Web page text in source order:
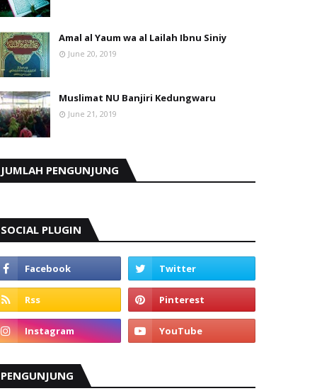
Amal al Yaum wa al Lailah Ibnu Siniy
June 20, 2019
Muslimat NU Banjiri Kedungwaru
June 21, 2019
JUMLAH PENGUNJUNG
SOCIAL PLUGIN
PENGUNJUNG